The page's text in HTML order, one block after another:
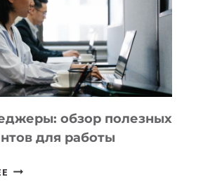
3
ЗАДАЧИ
ЕМУ
МОЖНО
ПОРУЧИТЬ
УЖЕ
СЕГОДНЯобзор полезных
для работы
ТАСК-